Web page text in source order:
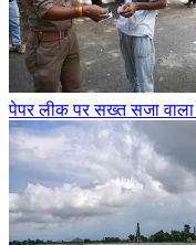
पेपर लीक पर सख्त सजा